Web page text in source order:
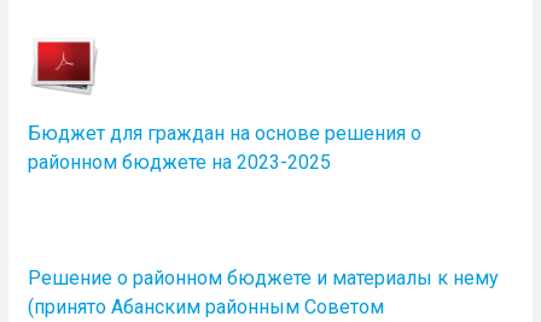
Бюджет для граждан на основе решения о
районном бюджете на 2023-2025
Решение о районном бюджете и материалы к нему
(принято Абанским районным Советом